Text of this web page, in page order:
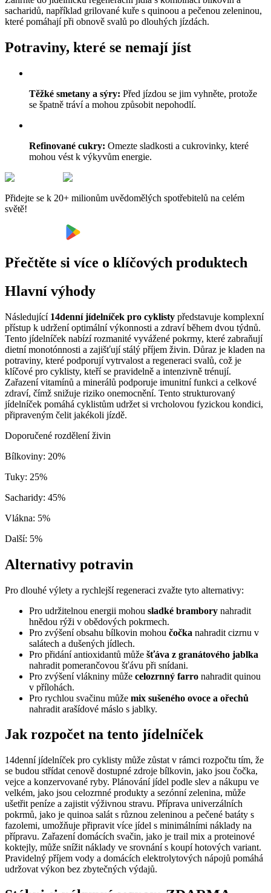
sacharidů, například grilované kuře s quinoou a pečenou zeleninou,
které pomáhají při obnově svalů po dlouhých jízdách.
Potraviny, které se nemají jíst
Těžké smetany a sýry: Před jízdou se jim vyhněte, protože
se špatně tráví a mohou způsobit nepohodlí.
Refinované cukry: Omezte sladkosti a cukrovinky, které
mohou vést k výkyvům energie.
Přidejte se k 20+ milionům uvědomělých spotřebitelů na celém
světě!
Přečtěte si více o klíčových produktech
Hlavní výhody
Následující 14denní jídelníček pro cyklisty představuje komplexní
přístup k udržení optimální výkonnosti a zdraví během dvou týdnů.
Tento jídelníček nabízí rozmanité vyvážené pokrmy, které zabraňují
dietní monotónnosti a zajišťují stálý příjem živin. Důraz je kladen na
potraviny, které podporují vytrvalost a regeneraci svalů, což je
klíčové pro cyklisty, kteří se pravidelně a intenzivně trénují.
Zařazení vitamínů a minerálů podporuje imunitní funkci a celkové
zdraví, čímž snižuje riziko onemocnění. Tento strukturovaný
jídelníček pomáhá cyklistům udržet si vrcholovou fyzickou kondici,
připraveným čelit jakékoli jízdě.
Doporučené rozdělení živin
Bílkoviny: 20%
Tuky: 25%
Sacharidy: 45%
Vlákna: 5%
Další: 5%
Alternativy potravin
Pro dlouhé výlety a rychlejší regeneraci zvažte tyto alternativy:
Pro udržitelnou energii mohou sladké brambory nahradit
hnědou rýži v obědových pokrmech.
Pro zvýšení obsahu bílkovin mohou čočka nahradit cizrnu v
salátech a dušených jídlech.
Pro přidání antioxidantů může šťáva z granátového jablka
nahradit pomerančovou šťávu při snídani.
Pro zvýšení vlákniny může celozrnný farro nahradit quinou
v přílohách.
Pro rychlou svačinu může mix sušeného ovoce a ořechů
nahradit arašídové máslo s jablky.
Jak rozpočet na tento jídelníček
14denní jídelníček pro cyklisty může zůstat v rámci rozpočtu tím, že
se budou střídat cenově dostupné zdroje bílkovin, jako jsou čočka,
vejce a konzervované ryby. Plánování jídel podle slev a nákupu ve
velkém, jako jsou celozrnné produkty a sezónní zelenina, může
ušetřit peníze a zajistit výživnou stravu. Příprava univerzálních
pokrmů, jako je quinoa salát s různou zeleninou a pečené batáty s
fazolemi, umožňuje připravit více jídel s minimálními náklady na
přípravu. Zařazení domácích svačin, jako je trail mix a proteinové
koktejly, může snížit náklady ve srovnání s koupí hotových variant.
Pravidelný příjem vody a domácích elektrolytových nápojů pomáhá
udržovat výkon bez zbytečných výdajů.